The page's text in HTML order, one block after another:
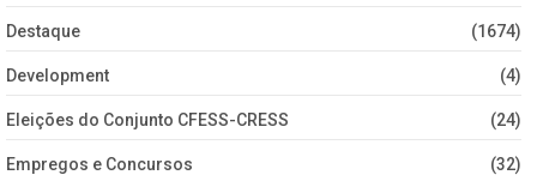
Destaque (1674)
Development (4)
Eleições do Conjunto CFESS-CRESS (24)
Empregos e Concursos (32)